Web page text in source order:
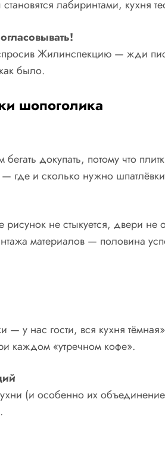
лабиринтами, кухня
Жилинспекцию — жди
было.
шопоголика
докупать, потому что
и сколько нужно
не стыкуется, двери
материалов — половина
— у нас гости, вся кухня
каждом «утречном кофе».
(и особенно их